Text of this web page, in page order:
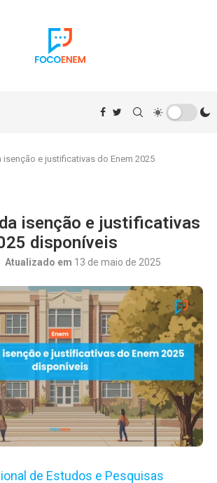
isenção e justificativas do Enem 2025
isenção e justificativas
disponíveis
Atualizado em 13 de maio de 2025
de Estudos e Pesquisas